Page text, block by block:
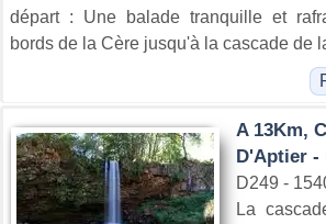
départ : Une balade tranquille et
bords de la Cère jusqu'à la cascade de
A 13Km,
D'Aptier -
D249 -
La